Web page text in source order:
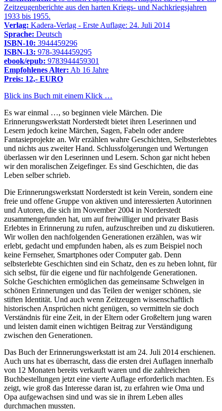
Zeitzeugenberichte aus den harten Kriegs- und Nachkriegsjahren
1933 bis 1955.
Verlag: Kadera-Verlag - Erste Auflage: 24. Juli 2014
Sprache: Deutsch
ISBN-10: 3944459296
ISBN-13: 978-3944459295
ebook/epub: 9783944459301
Empfohlenes Alter: Ab 16 Jahre
Preis: 12,- EURO
Blick ins Buch mit einem Klick …
Es war einmal …, so beginnen viele Märchen. Die
Erinnerungswerkstatt Norderstedt bietet ihren Leserinnen und
Lesern jedoch keine Märchen, Sagen, Fabeln oder andere
Fantasieprojekte an. Wir erzählen wahre Geschichten, Selbsterlebtes
und nichts aus zweiter Hand. Schlussfolgerungen und Wertungen
überlassen wir den Leserinnen und Lesern. Schon gar nicht heben
wir den moralischen Zeigefinger. Es sind Geschichten, die das
Leben selber schrieb.
Die Erinnerungswerkstatt Norderstedt ist kein Verein, sondern eine
freie und offene Gruppe von aktiven und interessierten Autorinnen
und Autoren, die sich im November 2004 in Norderstedt
zusammengefunden hat, um auf freiwilliger und privater Basis
Erlebtes in Erinnerung zu rufen, aufzuschreiben und zu diskutieren.
Wir wollen den nachfolgenden Generationen erzählen, was wir
erlebt, gedacht und empfunden haben, als es zum Beispiel noch
keine Fernseher, Smartphones oder Computer gab. Denn
selbsterlebte Geschichten sind ein Schatz, den es zu heben lohnt, für
sich selbst, für die eigene und für nachfolgende Generationen.
Solche Geschichten ermöglichen das gemeinsame Schwelgen in
schönen Erinnerungen und das Teilen der weniger schönen, sie
stiften Identität. Und auch wenn Zeitzeugen wissenschaftlich
historischen Ansprüchen nicht genügen, so vermitteln sie doch
Verständnis für eine Zeit, in der Eltern oder Großeltern jung waren
und leisten damit einen wichtigen Beitrag zur Verständigung
zwischen den Generationen.
Das Buch der Erinnerungswerkstatt ist am 24. Juli 2014 erschienen.
Auch uns hat es überrascht, dass die ersten drei Auflagen innerhalb
von 12 Monaten bereits verkauft waren und die zahlreichen
Buchbestellungen jetzt eine vierte Auflage erforderlich machten. Es
zeigt, wie groß das Interesse daran ist, zu erfahren wie Oma und
Opa aufgewachsen sind und was sie in ihrem Leben alles
durchmachen mussten.